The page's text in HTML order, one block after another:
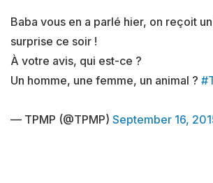
Baba vous en a parlé hier, on reçoit
surprise ce soir !
À votre avis, qui est-ce ?
Un homme, une femme, un animal ?
— TPMP (@TPMP) September 16,